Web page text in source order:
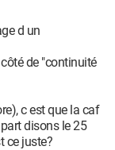
d un
de "continuité
c est que la caf
disons le 25
ce juste?